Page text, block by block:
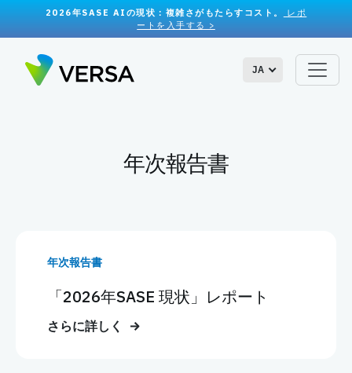
2026年SASE AIの現状：複雑さがもたらすコスト。
レポ
ートを入手する >
JA
年次報告書
年次報告書
「2026年SASE 現状」レポート
さらに詳しく